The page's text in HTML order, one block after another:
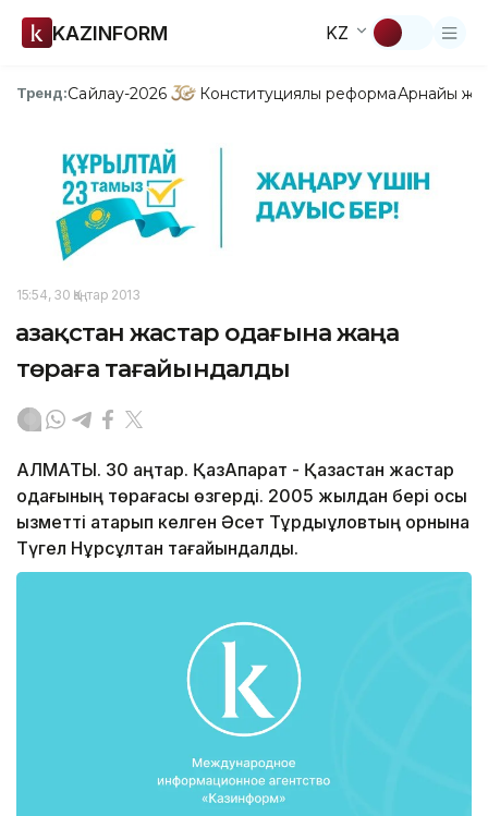
KAZINFORM KZ
Тренд:Сайлау-2026 Конституциялық реформаАрнайы
15:54, 30 Қаңтар 2013
Қазақстан жастар одағына жаңа
төраға тағайындалды
АЛМАТЫ. 30 қаңтар. ҚазАқпарат - Қазақстан жастар
одағының төрағасы өзгерді. 2005 жылдан бері осы
қызметті атқарып келген Әсет Тұрдықұловтың орнына
Түгел Нұрсұлтан тағайындалды.